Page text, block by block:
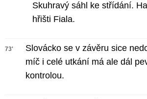
Skuhravý sáhl ke střídání.
hřišti Fiala.
73'
Slovácko se v závěru sice
míč i celé utkání má ale dál
kontrolou.